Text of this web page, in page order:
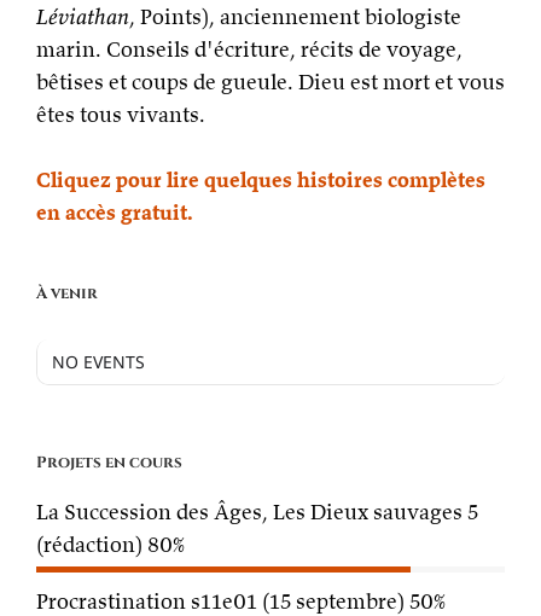
Léviathan, Points), anciennement biologiste
marin. Conseils d'écriture, récits de voyage,
bêtises et coups de gueule. Dieu est mort et vous
êtes tous vivants.
Cliquez pour lire quelques histoires complètes
en accès gratuit.
À venir
NO EVENTS
Projets en cours
La Succession des Âges, Les Dieux sauvages 5
(rédaction) 80%
Procrastination s11e01 (15 septembre) 50%